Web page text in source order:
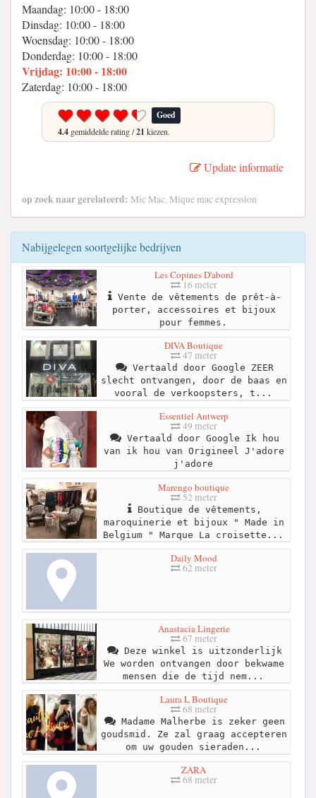
Maandag: 10:00 - 18:00
Dinsdag: 10:00 - 18:00
Woensdag: 10:00 - 18:00
Donderdag: 10:00 - 18:00
Vrijdag: 10:00 - 18:00
Zaterdag: 10:00 - 18:00
Goed
4.4 gemiddelde rating /21 kiezen.
Update informatie
op zoek naar gerelateerd: Mic Mac, Mique mac expression
Nabijgelegen soortgelijke bedrijven
Les Copines D'abord
16 meter
Vente de vêtements de prêt-à-
porter, accessoires et bijoux
pour femmes.
DIVA Boutique
47 meter
Vertaald door Google ZEER
slecht ontvangen, door de baas en
vooral de verkoopsters, t...
Essentiel Antwerp
49 meter
Vertaald door Google Ik hou
van ik hou van Origineel J'adore
j'adore
Marengo boutique
52 meter
Boutique de vêtements,
maroquinerie et bijoux " Made in
Belgium " Marque La croisette...
Daily Mood
62 meter
Anastacia Lingerie
67 meter
Deze winkel is uitzonderlijk
We worden ontvangen door bekwame
mensen die de tijd nem...
Laura L Boutique
68 meter
Madame Malherbe is zeker geen
goudsmid. Ze zal graag accepteren
om uw gouden sieraden...
ZARA
68 meter